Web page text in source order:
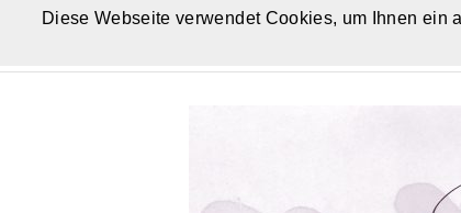
Diese Webseite verwendet Cookies, um Ihnen